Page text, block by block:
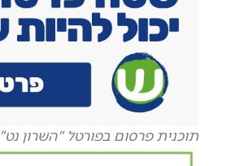
תוכנית פרסום בפורטל "השרון נט"